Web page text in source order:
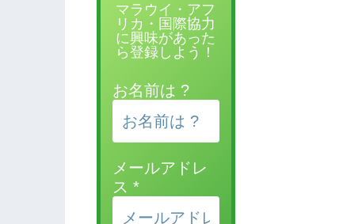
マラウイ・アフ
リカ・国際協力
に興味があった
ら登録しよう！
お名前は ?
メールアドレ
ス *